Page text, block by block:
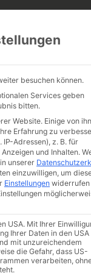
€
besuchen können.
Services geben
bitten.
Website. Einige von
Erfahrung zu
Adressen), z. B. für
und Inhalten.
unserer
einzuwilligen, um
Einstellungen
USA. Mit Ihrer
Ihrer Daten in den USA
mit unzureichendem
die Gefahr, dass US-
verarbeiten,